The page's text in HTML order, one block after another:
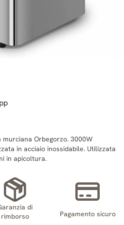
Orbegorzo. 3000W
in acciaio inossidabile. Utilizzata
in apicoltura.
di
rimborso
Pagamento sicuro